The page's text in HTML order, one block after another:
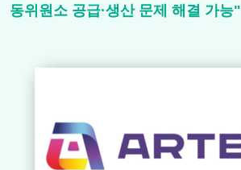
동위원소 공급·생산 문제 해결 가능"